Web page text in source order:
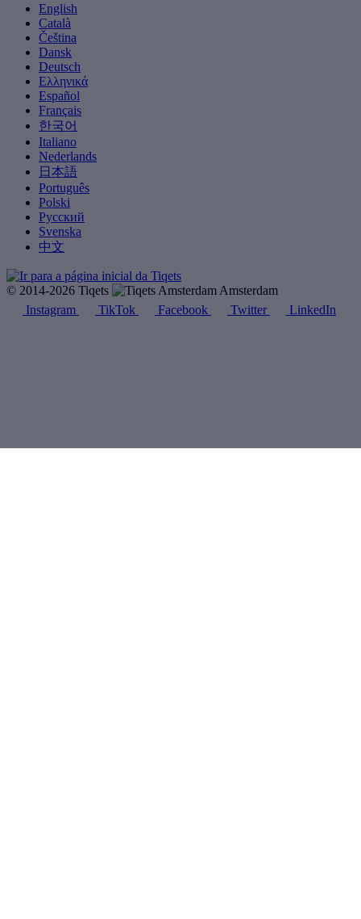
English
Català
Čeština
Dansk
Deutsch
Ελληνικά
Español
Français
한국어
Italiano
Nederlands
日本語
Português
Polski
Русский
Svenska
中文
© 2014-2026 Tiqets
Amsterdam
Instagram
TikTok Facebook Twitter LinkedIn